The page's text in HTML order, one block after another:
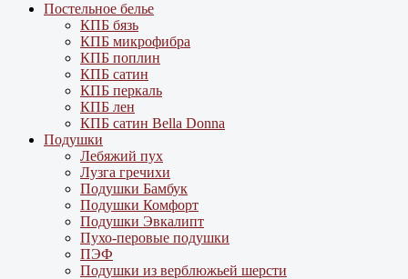
Постельное белье
КПБ бязь
КПБ микрофибра
КПБ поплин
КПБ сатин
КПБ перкаль
КПБ лен
КПБ сатин Bella Donna
Подушки
Лебяжий пух
Лузга гречихи
Подушки Бамбук
Подушки Комфорт
Подушки Эвкалипт
Пухо-перовые подушки
ПЭФ
Подушки из верблюжьей шерсти